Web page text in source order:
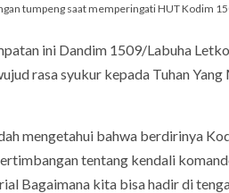
tumpeng saat memperingati HUT Kodim
ini Dandim 1509/Labuha
rasa syukur kepada Tuhan
mengetahui bahwa berdirinya
tentang kendali
Bagaimana kita bisa hadir di